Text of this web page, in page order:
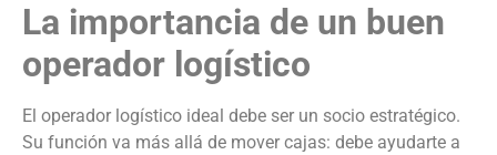
La importancia de un buen
operador logístico
El operador logístico ideal debe ser un socio estratégico.
Su función va más allá de mover cajas: debe ayudarte a